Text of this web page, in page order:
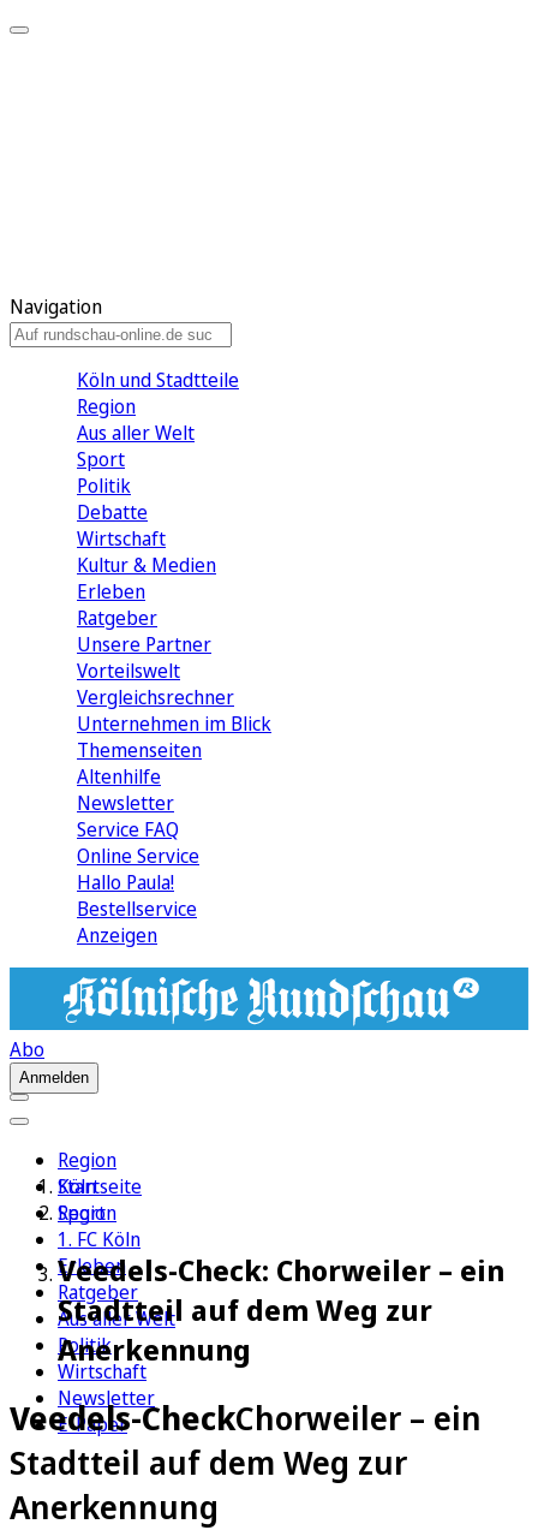
Navigation
Köln und Stadtteile
Region
Aus aller Welt
Sport
Politik
Debatte
Wirtschaft
Kultur & Medien
Erleben
Ratgeber
Unsere Partner
Vorteilswelt
Vergleichsrechner
Unternehmen im Blick
Themenseiten
Altenhilfe
Newsletter
Service FAQ
Online Service
Hallo Paula!
Bestellservice
Anzeigen
Abo
Anmelden
Region
Köln
Sport
1. FC Köln
Erleben
Ratgeber
Aus aller Welt
Politik
Wirtschaft
Newsletter
E-Paper
Startseite
Region
Veedels-Check: Chorweiler – ein
Stadtteil auf dem Weg zur
Anerkennung
Veedels-CheckChorweiler – ein
Stadtteil auf dem Weg zur
Anerkennung